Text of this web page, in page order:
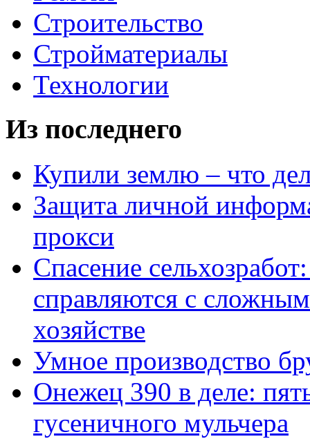
Строительство
Стройматериалы
Технологии
Из последнего
Купили землю – что
Защита личной
прокси
Спасение
справляются с
хозяйстве
Умное производство
Онежец 390 в деле:
гусеничного мульчера